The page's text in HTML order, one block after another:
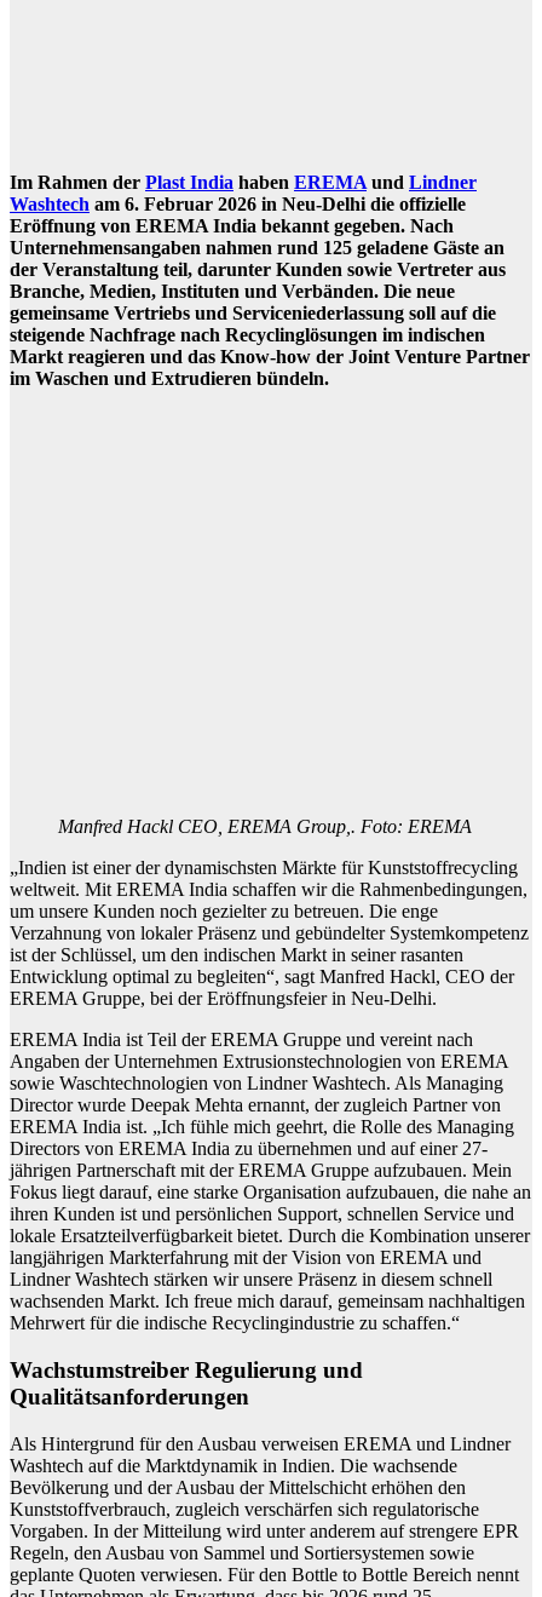
Im Rahmen der Plast India haben EREMA und Lindner
Washtech am 6. Februar 2026 in Neu-Delhi die offizielle
Eröffnung von EREMA India bekannt gegeben. Nach
Unternehmensangaben nahmen rund 125 geladene Gäste an
der Veranstaltung teil, darunter Kunden sowie Vertreter aus
Branche, Medien, Instituten und Verbänden. Die neue
gemeinsame Vertriebs und Serviceniederlassung soll auf die
steigende Nachfrage nach Recyclinglösungen im indischen
Markt reagieren und das Know-how der Joint Venture Partner
im Waschen und Extrudieren bündeln.
Manfred Hackl CEO, EREMA Group,. Foto: EREMA
„Indien ist einer der dynamischsten Märkte für Kunststoffrecycling
weltweit. Mit EREMA India schaffen wir die Rahmenbedingungen,
um unsere Kunden noch gezielter zu betreuen. Die enge
Verzahnung von lokaler Präsenz und gebündelter Systemkompetenz
ist der Schlüssel, um den indischen Markt in seiner rasanten
Entwicklung optimal zu begleiten“, sagt Manfred Hackl, CEO der
EREMA Gruppe, bei der Eröffnungsfeier in Neu-Delhi.
EREMA India ist Teil der EREMA Gruppe und vereint nach
Angaben der Unternehmen Extrusionstechnologien von EREMA
sowie Waschtechnologien von Lindner Washtech. Als Managing
Director wurde Deepak Mehta ernannt, der zugleich Partner von
EREMA India ist. „Ich fühle mich geehrt, die Rolle des Managing
Directors von EREMA India zu übernehmen und auf einer 27-
jährigen Partnerschaft mit der EREMA Gruppe aufzubauen. Mein
Fokus liegt darauf, eine starke Organisation aufzubauen, die nahe an
ihren Kunden ist und persönlichen Support, schnellen Service und
lokale Ersatzteilverfügbarkeit bietet. Durch die Kombination unserer
langjährigen Markterfahrung mit der Vision von EREMA und
Lindner Washtech stärken wir unsere Präsenz in diesem schnell
wachsenden Markt. Ich freue mich darauf, gemeinsam nachhaltigen
Mehrwert für die indische Recyclingindustrie zu schaffen.“
Wachstumstreiber Regulierung und
Qualitätsanforderungen
Als Hintergrund für den Ausbau verweisen EREMA und Lindner
Washtech auf die Marktdynamik in Indien. Die wachsende
Bevölkerung und der Ausbau der Mittelschicht erhöhen den
Kunststoffverbrauch, zugleich verschärfen sich regulatorische
Vorgaben. In der Mitteilung wird unter anderem auf strengere EPR
Regeln, den Ausbau von Sammel und Sortiersystemen sowie
geplante Quoten verwiesen. Für den Bottle to Bottle Bereich nennt